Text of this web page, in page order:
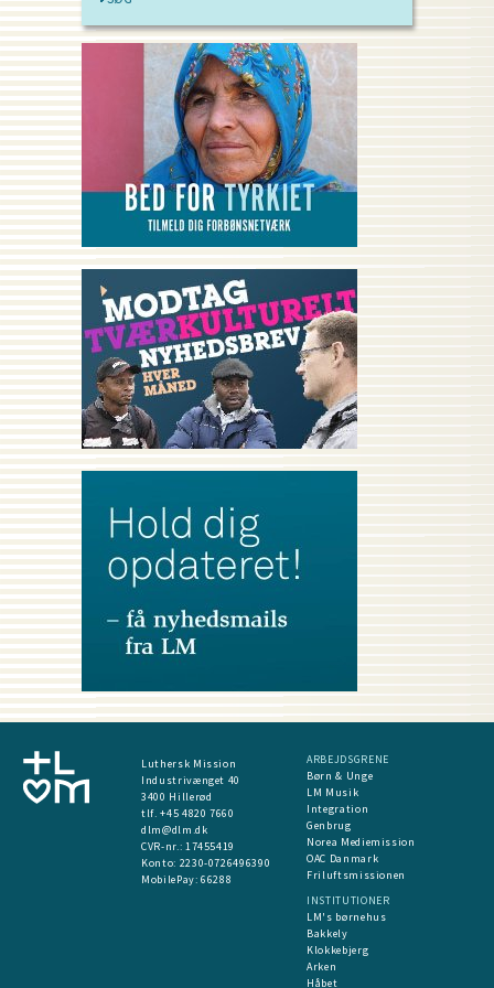
Luthersk Mission
Industrivænget 40
3400 Hillerød
tlf. +45 4820 7660
dlm@dlm.dk
CVR-nr.: 17455419
​Konto: 2230-0726496390
MobilePay:66288
ARBEJDSGRENE
Børn & Unge
LM Musik
Integration
Genbrug
Norea Mediemission
OAC Danmark
Friluftsmissionen
INSTITUTIONER
LM's børnehus
Bakkely
Klokkebjerg
Arken
Håbet